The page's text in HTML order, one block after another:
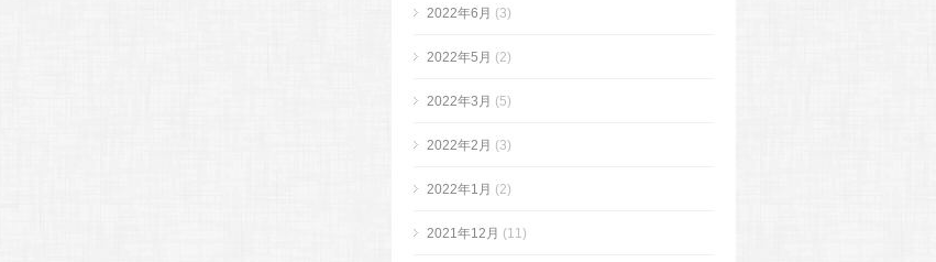
2022年6月 (3)
2022年5月 (2)
2022年3月 (5)
2022年2月 (3)
2022年1月 (2)
2021年12月 (11)